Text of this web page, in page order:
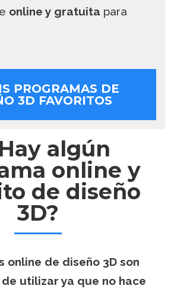
online y gratuita para
PROGRAMAS DE
3D FAVORITOS
algún
online y
de diseño
3D?
online de diseño 3D son
utilizar ya que no hace